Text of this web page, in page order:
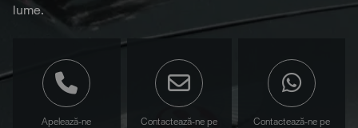
lume.
Apelează-ne Contactează-ne pe Contactează-ne pe